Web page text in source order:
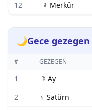
12
☿ Merkür
🌙Gece
# GEZEGEN
1 ☽ Ay
2
♄ Satürn